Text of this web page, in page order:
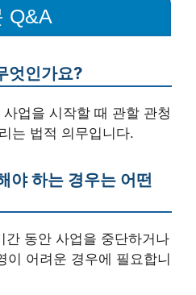
Q&A
엇인가요?
업을 시작할 때 관할 관청
는 법적 의무입니다.
야 하는 경우는 어떤
간 동안 사업을 중단하거나
이 어려운 경우에 필요합니